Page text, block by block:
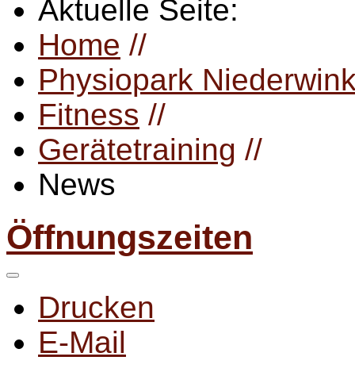
Aktuelle Seite:
Home //
Physiopark
Fitness //
Gerätetraining //
News
Öffnungszeiten
Drucken
E-Mail